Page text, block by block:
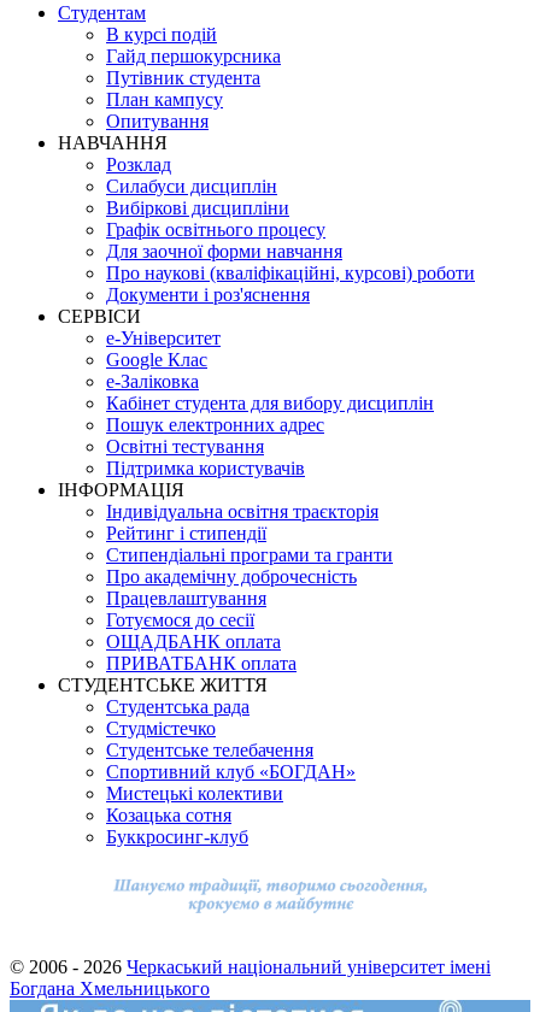
Студентам
В курсі подій
Гайд першокурсника
Путівник студента
План кампусу
Опитування
НАВЧАННЯ
Розклад
Силабуси дисциплін
Вибіркові дисципліни
Графік освітнього процесу
Для заочної форми навчання
Про наукові (кваліфікаційні, курсові) роботи
Документи і роз'яснення
СЕРВІСИ
е-Університет
Google Клас
е-Заліковка
Кабінет студента для вибору дисциплін
Пошук електронних адрес
Освітні тестування
Підтримка користувачів
ІНФОРМАЦІЯ
Індивідуальна освітня траєкторія
Рейтинг і стипендії
Стипендіальні програми та гранти
Про академічну доброчесність
Працевлаштування
Готуємося до сесії
ОЩАДБАНК оплата
ПРИВАТБАНК оплата
СТУДЕНТСЬКЕ ЖИТТЯ
Студентська рада
Студмістечко
Студентське телебачення
Спортивний клуб «БОГДАН»
Мистецькі колективи
Козацька сотня
Буккросинг-клуб
© 2006 - 2026 Черкаський національний університет імені
Богдана Хмельницького